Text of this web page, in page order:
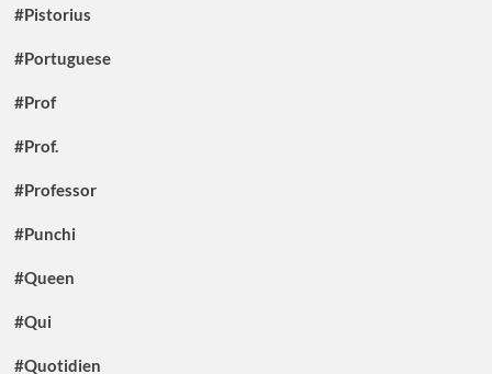
#Pistorius
#Portuguese
#Prof
#Prof.
#Professor
#Punchi
#Queen
#Qui
#Quotidien